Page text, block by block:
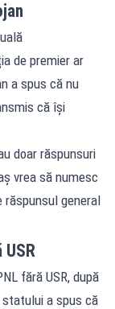
de premier ar
a spus că nu
că își
doar răspunsuri
vrea să numesc
răspunsul general
fără USR, după
statului a spus că